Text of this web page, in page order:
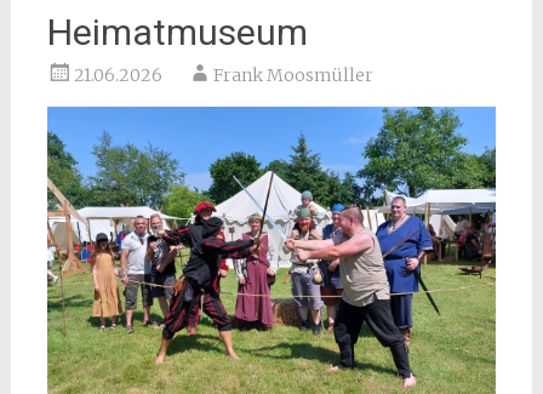
Heimatmuseum
21.06.2026 Frank Moosmüller